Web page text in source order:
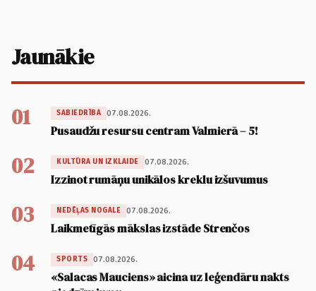
Jaunākie
01 SABIEDRĪBA 07.08.2026.
Pusaudžu resursu centram Valmierā – 5!
02 KULTŪRA UN IZKLAIDE 07.08.2026.
Izzinot rumāņu unikālos kreklu izšuvumus
03 NEDĒĻAS NOGALE 07.08.2026.
Laikmetīgās mākslas izstāde Strenčos
04 SPORTS 07.08.2026.
«Salacas Mauciens» aicina uz leģendāru nakts